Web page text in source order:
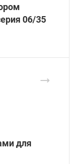
06/35
для